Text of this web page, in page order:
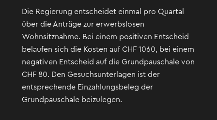
Die Regierung entscheidet einmal pro Quartal
über die Anträge zur erwerbslosen
Wohnsitznahme. Bei einem positiven Entscheid
belaufen sich die Kosten auf CHF 1060, bei einem
negativen Entscheid auf die Grundpauschale von
CHF 80. Den Gesuchsunterlagen ist der
entsprechende Einzahlungsbeleg der
Grundpauschale beizulegen.